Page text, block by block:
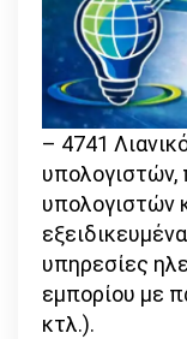
– 4741
υπολογιστών
υπηρεσίες
εμπορίου με
κτλ.).